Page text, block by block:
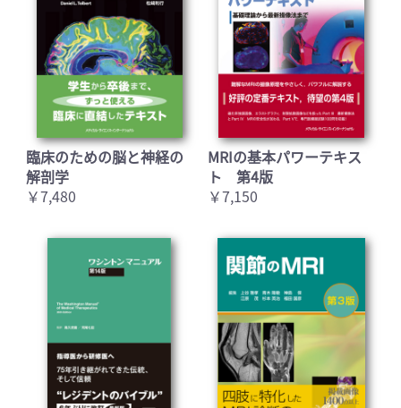
臨床のための脳と神経の
解剖学
￥7,480
MRIの基本パワーテキス
ト 第4版
￥7,150